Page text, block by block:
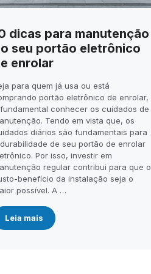
dicas para manutenção
seu portão eletrônico
enrolar
para quem já usa ou está
portão eletrônico de enrolar,
conhecer os cuidados de
Tendo em vista que, os
diários são fundamentais para
de seu portão de enrolar
Por isso, investir em
regular contribui para que o
benefício da instalação seja o
possível. A …
Leia mais